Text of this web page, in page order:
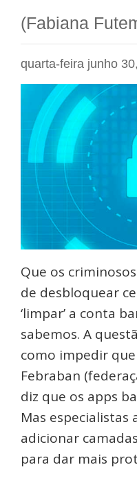
(Fabiana
quarta-feira junho
Que os
de desbloquear
‘limpar’ a conta
sabemos. A
como impedir
Febraban
diz que os apps
Mas especialistas
adicionar
para dar mais